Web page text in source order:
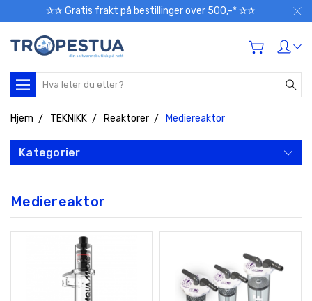
✰✰ Gratis frakt på bestillinger over 500,-* ✰✰
Søk
Hjem TEKNIKK Reaktorer Mediereaktor
Kategorier
Mediereaktor